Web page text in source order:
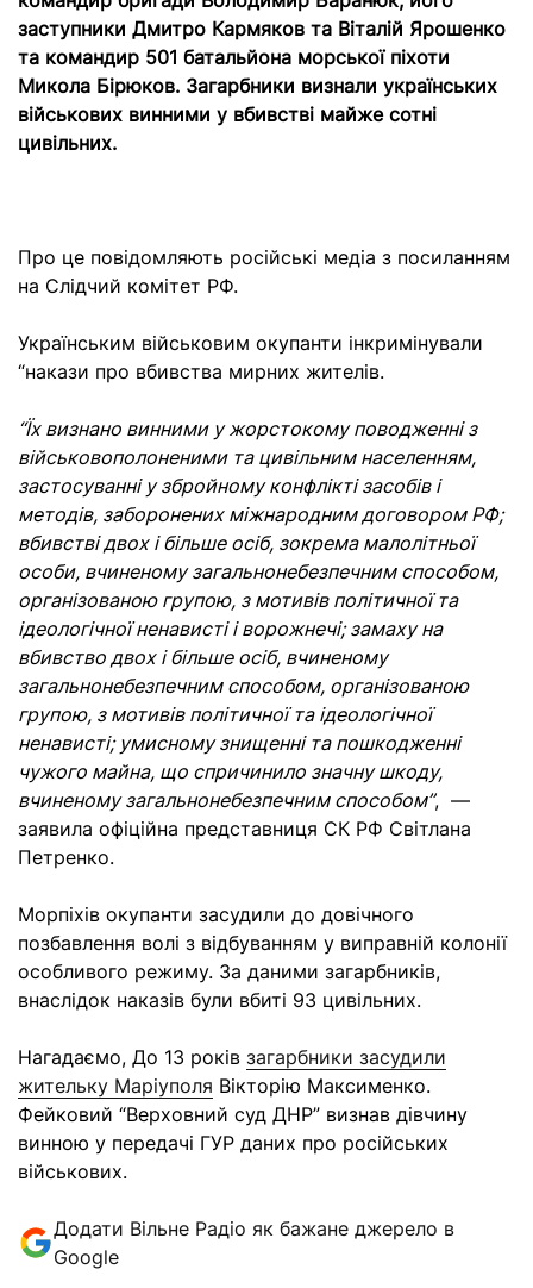
заступники Дмитро Кармяков та Віталій Ярошенко
та командир 501 батальйона морської піхоти
Микола Бірюков. Загарбники визнали українських
військових винними у вбивстві майже сотні
цивільних.
Про це повідомляють російські медіа з посиланням
на Слідчий комітет РФ.
Українським військовим окупанти інкримінували
“накази про вбивства мирних жителів.
“Їх визнано винними у жорстокому поводженні з
військовополоненими та цивільним населенням,
застосуванні у збройному конфлікті засобів і
методів, заборонених міжнародним договором РФ;
вбивстві двох і більше осіб, зокрема малолітньої
особи, вчиненому загальнонебезпечним способом,
організованою групою, з мотивів політичної та
ідеологічної ненависті і ворожнечі; замаху на
вбивство двох і більше осіб, вчиненому
загальнонебезпечним способом, організованою
групою, з мотивів політичної та ідеологічної
ненависті; умисному знищенні та пошкодженні
чужого майна, що спричинило значну шкоду,
вчиненому загальнонебезпечним способом”, —
заявила офіційна представниця СК РФ Світлана
Петренко.
Морпіхів окупанти засудили до довічного
позбавлення волі з відбуванням у виправній колонії
особливого режиму. За даними загарбників,
внаслідок наказів були вбиті 93 цивільних.
Нагадаємо, До 13 років загарбники засудили
жительку Маріуполя Вікторію Максименко.
Фейковий “Верховний суд ДНР” визнав дівчину
винною у передачі ГУР даних про російських
військових.
Додати Вільне Радіо як бажане джерело в
Google